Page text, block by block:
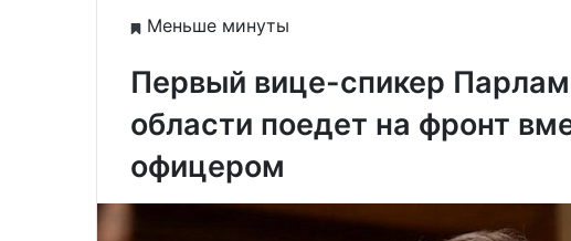
Меньше минуты
Первый вице-спикер
области поедет на фронт
офицером